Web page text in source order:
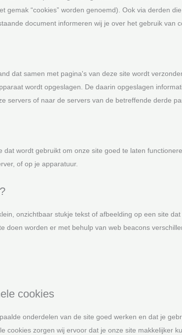
gemak “cookies” worden genoemd). Ook via derden
document informeren wij je over het gebruik van
dat samen met pagina's van deze site wordt
wordt opgeslagen. De daarin opgeslagen
servers of naar de servers van de betreffende derde
dat wordt gebruikt om onze site goed te laten
of op je apparatuur.
onzichtbaar stukje tekst of afbeelding op een site
doen worden er met behulp van web beacons
cookies
onderdelen van de site goed werken en dat je
cookies zorgen wij ervoor dat je onze site makkelijker